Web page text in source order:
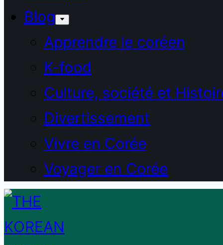
Blog
Apprendre le coréen
K-food
Culture, société et
Divertissement
Vivre en Corée
Voyager en Corée